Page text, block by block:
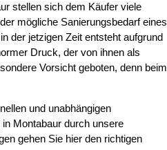
stellen sich dem Käufer viele
mögliche Sanierungsbedarf eines
der jetzigen Zeit entsteht aufgrund
Druck, der von ihnen als
Vorsicht geboten, denn beim
und unabhängigen
Montabaur durch unsere
gehen Sie hier den richtigen